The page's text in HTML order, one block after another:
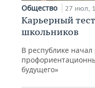
Общество 27 июл,
Карьерный
школьников
В республике начал
будущего»